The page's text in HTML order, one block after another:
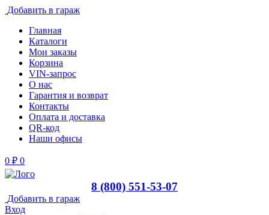
Добавить в гараж
Главная
Каталоги
Мои заказы
Корзина
VIN-запрос
О нас
Гарантия и возврат
Контакты
Оплата и доставка
QR-код
Наши офисы
0 ₽ 0
8 (800) 551-53-07
Добавить в гараж
Вход